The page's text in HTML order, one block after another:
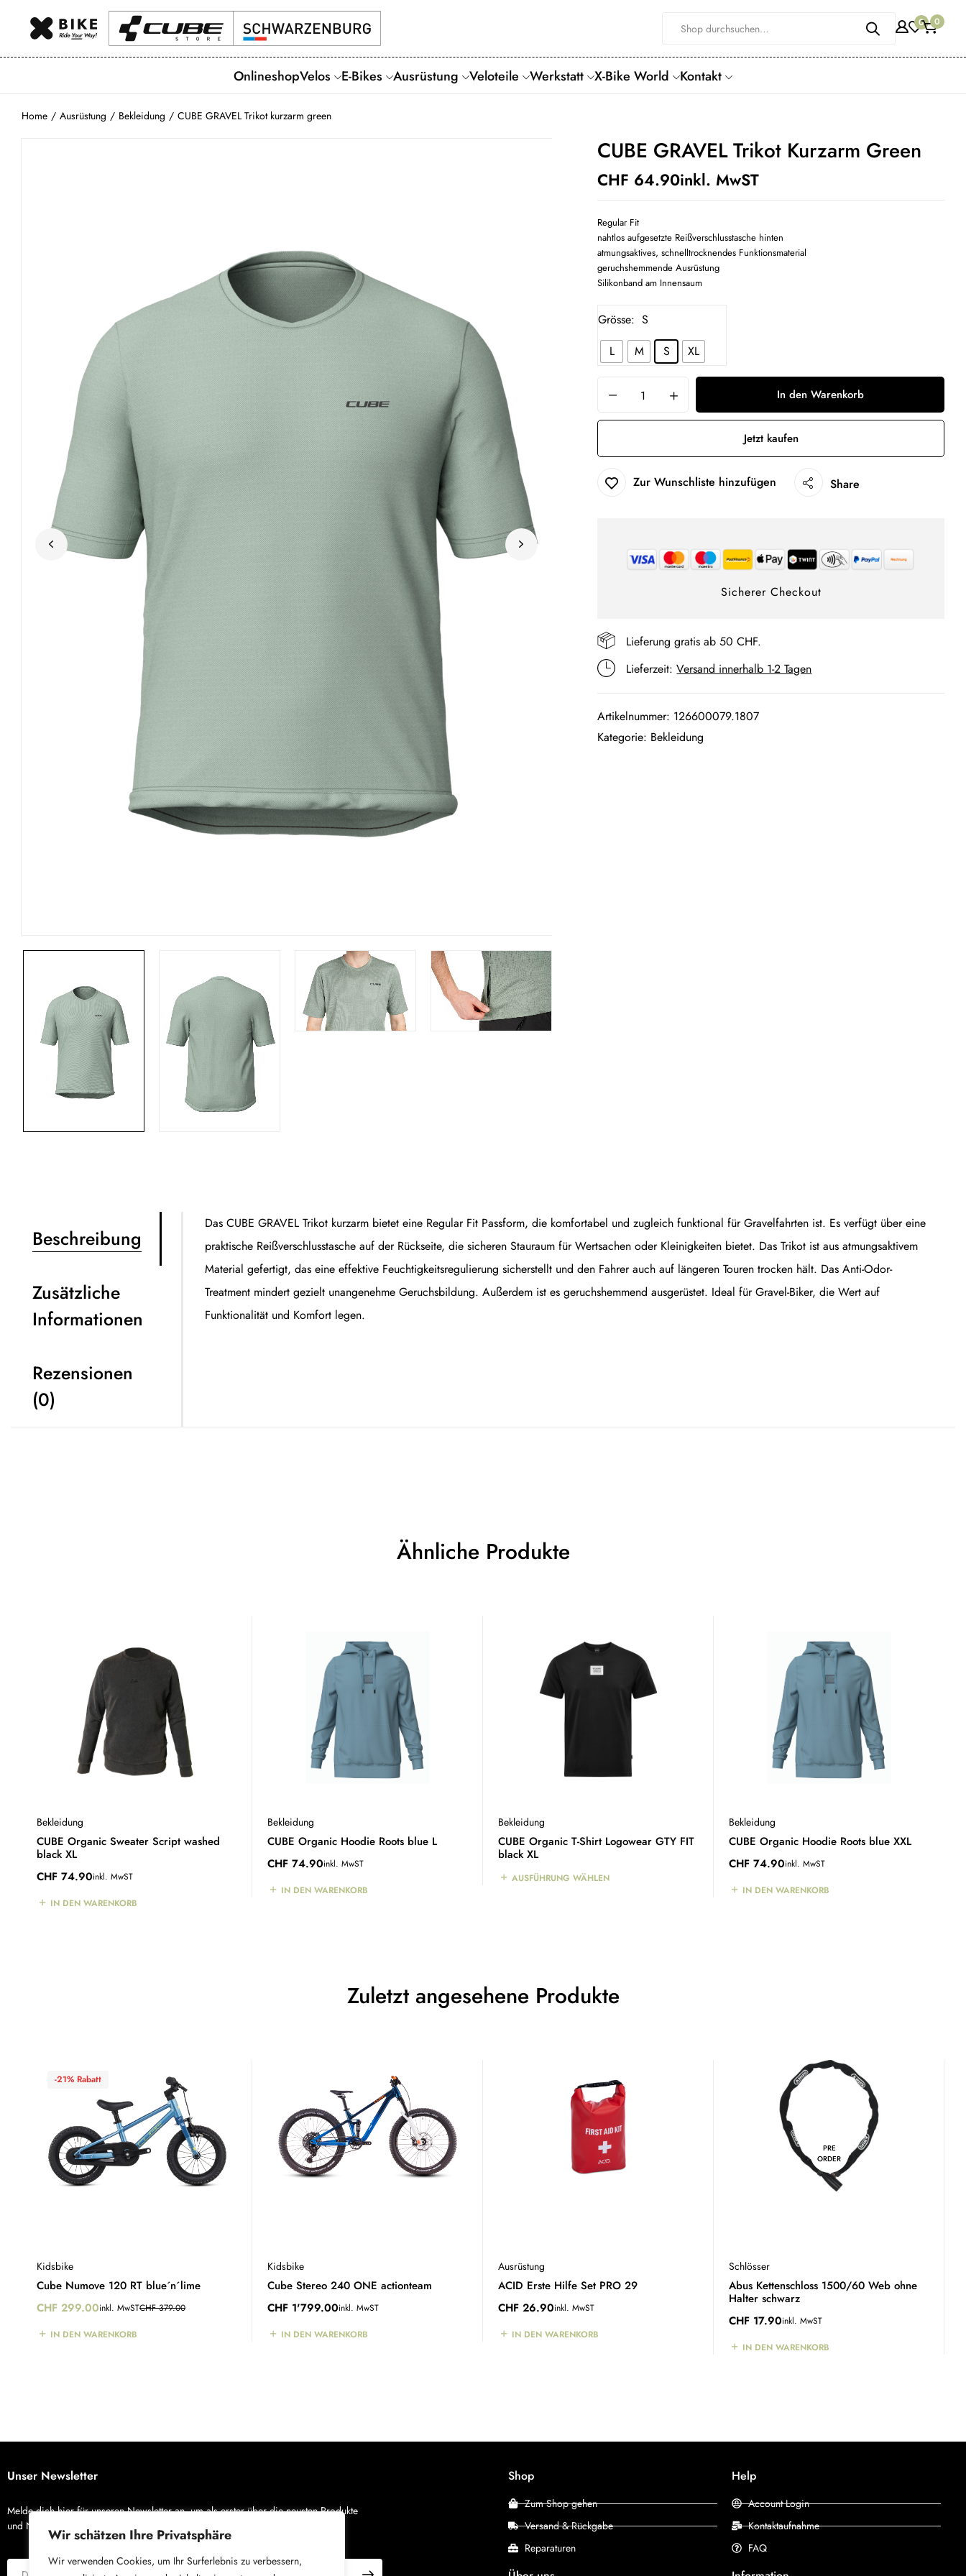
Wir schätzen Ihre Privatsphäre
Wir verwenden Cookies, um Ihr Surferlebnis zu verbessern,
0 0
OnlineshopVelos E-Bikes Ausrüstung Veloteile Werkstatt X-Bike World Kontakt
Home / Ausrüstung / Bekleidung / CUBE GRAVEL Trikot kurzarm green
CUBE GRAVEL Trikot Kurzarm Green
CHF 64.90inkl. MwST
Regular Fit
nahtlos aufgesetzte Reißverschlusstasche hinten
atmungsaktives, schnelltrocknendes Funktionsmaterial
geruchshemmende Ausrüstung
Silikonband am Innensaum
Grösse
S
L
M S XL
In den Warenkorb
Jetzt kaufen
Zur Wunschliste hinzufügen Share
Sicherer Checkout
Lieferung gratis ab 50 CHF.
Lieferzeit:Versand innerhalb 1-2 Tagen
Artikelnummer: 126600079.1807
Kategorie: Bekleidung
Beschreibung
Zusätzliche
Informationen
Rezensionen
(0)
Das CUBE GRAVEL Trikot kurzarm bietet eine Regular Fit Passform, die komfortabel und zugleich funktional für Gravelfahrten ist. Es verfügt über eine
praktische Reißverschlusstasche auf der Rückseite, die sicheren Stauraum für Wertsachen oder Kleinigkeiten bietet. Das Trikot ist aus atmungsaktivem
Material gefertigt, das eine effektive Feuchtigkeitsregulierung sicherstellt und den Fahrer auch auf längeren Touren trocken hält. Das Anti-Odor-
Treatment mindert gezielt unangenehme Geruchsbildung. Außerdem ist es geruchshemmend ausgerüstet. Ideal für Gravel-Biker, die Wert auf
Funktionalität und Komfort legen.
Ähnliche Produkte
Bekleidung
CUBE Organic Sweater Script washed
black XL
CHF 74.90inkl. MwST
IN DEN WARENKORB
Bekleidung
CUBE Organic Hoodie Roots blue L
CHF 74.90inkl. MwST
IN DEN WARENKORB
Bekleidung
CUBE Organic T-Shirt Logowear GTY FIT
black XL
AUSFÜHRUNG WÄHLEN
Bekleidung
CUBE Organic Hoodie Roots blue XXL
CHF 74.90inkl. MwST
IN DEN WARENKORB
Zuletzt angesehene Produkte
-21% Rabatt
Kidsbike
Cube Numove 120 RT blue´n´lime
CHF379.00
CHF 299.00inkl. MwST
IN DEN WARENKORB
Kidsbike
Cube Stereo 240 ONE actionteam
CHF 1'799.00inkl. MwST
IN DEN WARENKORB
Ausrüstung
ACID Erste Hilfe Set PRO 29
CHF 26.90inkl. MwST
IN DEN WARENKORB
PRE
ORDER
Schlösser
Abus Kettenschloss 1500/60 Web ohne
Halter schwarz
CHF 17.90inkl. MwST
IN DEN WARENKORB
Unser Newsletter
Melde dich hier für unseren Newsletter an, um als erster über die neusten Produkte
und Neuigkeiten von X-Bike zu erfahren.
Shop
Zum Shop gehen
Versand & Rückgabe
Reparaturen
Help
Account Login
Kontaktaufnahme
FAQ